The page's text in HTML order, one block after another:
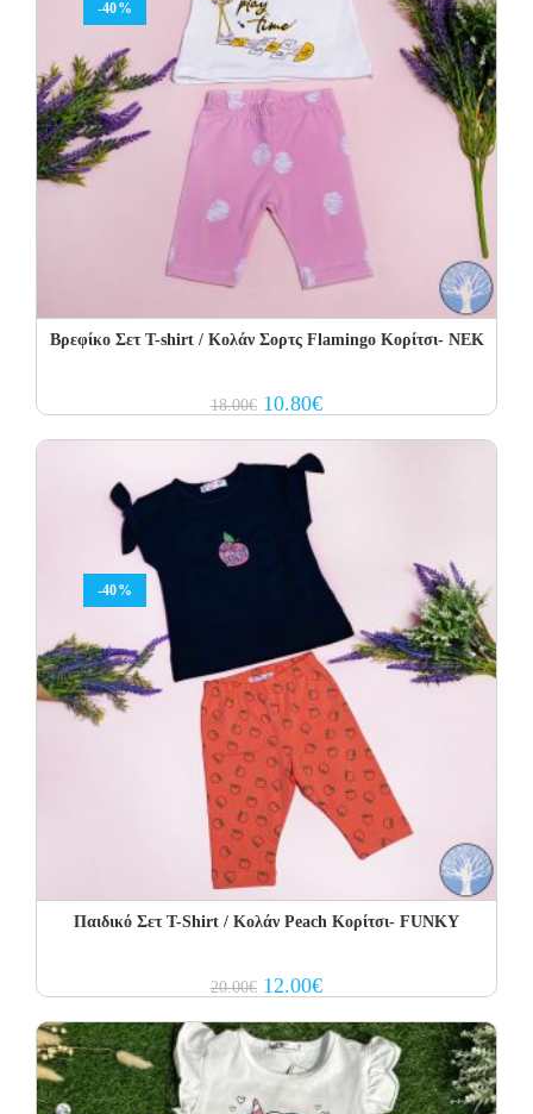
-40%
Βρεφίκο Σετ Τ-shirt / Κολάν Σορτς Flamingo Κορίτσι- NEK
18.00€ Original
price
18.00€.
10.80€Current
price
-40%
Παιδικό Σετ Τ-Shirt / Κολάν Peach Κορίτσι- FUNKY
20.00€ Original
price
20.00€.
12.00€Current
price
12.00€.